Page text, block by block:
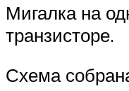
Мигалка на
транзисторе.
Схема